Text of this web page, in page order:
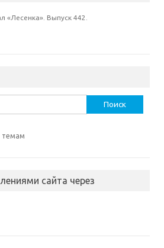
«Лесенка». Выпуск 442.
темам
сайта через